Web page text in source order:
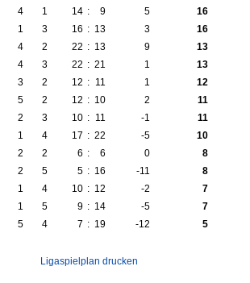
4 1 14 : 9 5
16
1 3 16 : 13 3
16
4 2 22 : 13 9
13
4 3 22 : 21 1
13
3 2 12 : 11 1
12
5 2 12 : 10 2
11
2 3 10 : 11 -1
11
1 4 17 : 22 -5
10
2 2 6 : 6 0
8
2 5 5 : 16 -11
8
1 4 10 : 12 -2
7
1 5 9 : 14 -5
7
5 4 7 : 19 -12 5
Ligaspielplan drucken